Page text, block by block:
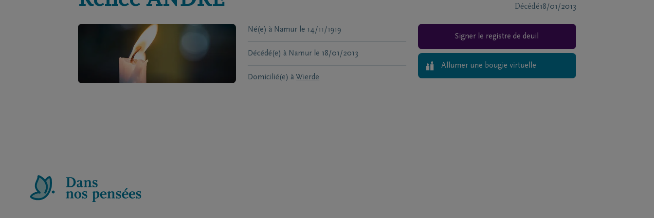
Décédé18/01/2013
Né(e) à Namur le 14/11/1919
Décédé(e) à Namur le 18/01/2013
Domicilié(e) à Wierde
Signer le registre de deuil
Allumer une bougie virtuelle